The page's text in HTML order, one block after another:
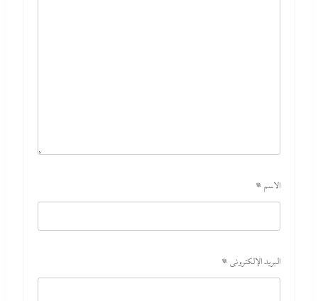
الاسم *
البريد الإلكتروني *